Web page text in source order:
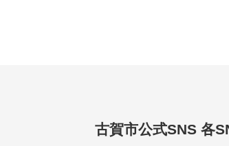
古賀市公式SNS 各